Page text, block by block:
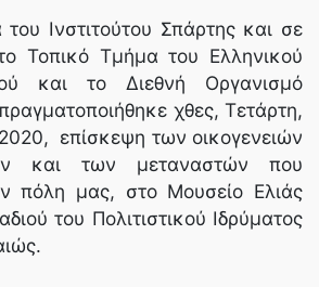
Ινστιτούτου Σπάρτης και σε
Τοπικό Τμήμα του Ελληνικού
και το Διεθνή Οργανισμό
χθες, Τετάρτη,
επίσκεψη των οικογενειών
και των μεταναστών που
πόλη μας, στο Μουσείο Ελιάς
του Πολιτιστικού Ιδρύματος